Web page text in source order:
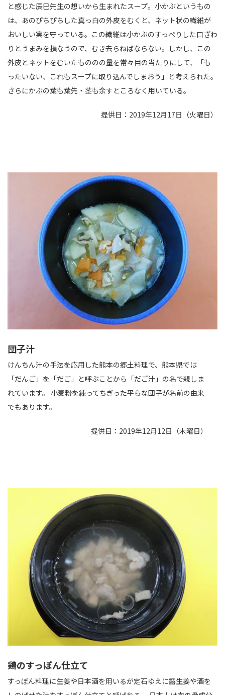
と感じた辰巳先生の想いから生まれたスープ。小かぶというもの
は、あのぴちぴちした真っ白の外皮をむくと、ネット状の繊維が
おいしい実を守っている。この繊維は小かぶのすっぺりした口ざわ
りとうまみを損なうので、むき去らねばならない。しかし、この
外皮とネットをむいたもののの量を常々目の当たりにして、「も
ったいない、これもスープに取り込んでしまおう」と考えられた。
さらにかぶの葉も葉先・茎も余すところなく用いている。
提供日：2019年12月17日（火曜日）
団子汁
けんちん汁の手法を応用した熊本の郷土料理で、熊本県では
「だんご」を「だご」と呼ぶことから「だご汁」の名で親しま
れています。 小麦粉を練ってちぎった平らな団子が名前の由来
でもあります。
提供日：2019年12月12日（木曜日）
鶏のすっぽん仕立て
すっぽん料理に生姜や日本酒を用いるが定石ゆえに露生姜や酒を